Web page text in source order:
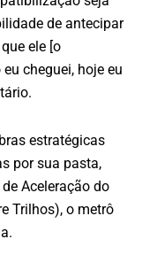
de antecipar
ele [o
cheguei, hoje eu
estratégicas
por sua pasta,
Aceleração do
Trilhos), o metrô